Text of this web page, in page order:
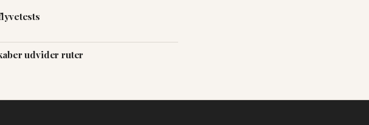
udvider ruter